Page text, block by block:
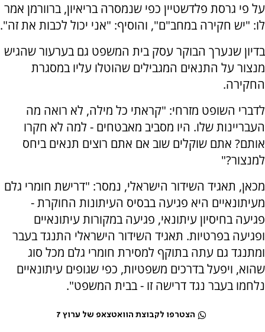
על פי גרסת פלדשטיין כפי שנמסרה בריאיון, ברוורמן אמר
לו: "יש חקירה במחב"ם", והוסיף: "אני יכול לכבות את זה".
בדיון שנערך הבוקר עסק בית המשפט גם בערעור שהגיש
מנצור על התנאים המגבילים שהוטלו עליו במסגרת
החקירה.
לדברי השופט מזרחי: "קראתי כל מילה, לא רואה מה
העבריינות שלו. היו מסביב מאבטחים - למה לא חקרו
אותם? אתם שוקלים שוב אם אתם רוצים תנאים ביחס
למנצור?"
מכאן, תאגיד השידור הישראלי, נמסר: "דרישת חומרי גלם
מעיתונאיים היא פגיעה בבסיס העיתונות החוקרת -
פגיעה בחיסיון עיתונאי, פגיעה במקורות עיתונאיים
ופגיעה בפרטיות. תאגיד השידור הישראלי התנגד בעבר
ומתנגד גם עתה בתוקף למסירת חומרי גלם מכל סוג
שהוא, ויפעל בדרכים משפטיות, כפי שגופים עיתונאיים
נלחמו בעבר נגד דרישה זו - בבית המשפט".
הצטרפו לקבוצת הוואטצאפ של ערוץ 7